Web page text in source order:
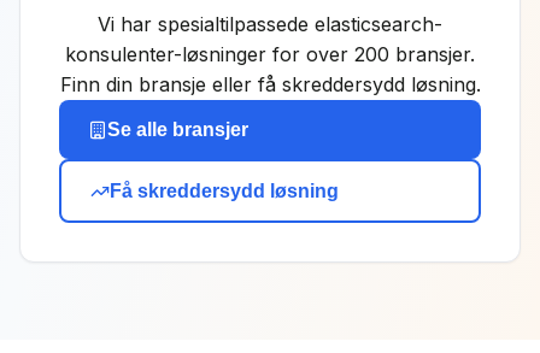
Vi har spesialtilpassede elasticsearch-
konsulenter-løsninger for over 200 bransjer.
Finn din bransje eller få skreddersydd løsning.
Se alle bransjer
Få skreddersydd løsning